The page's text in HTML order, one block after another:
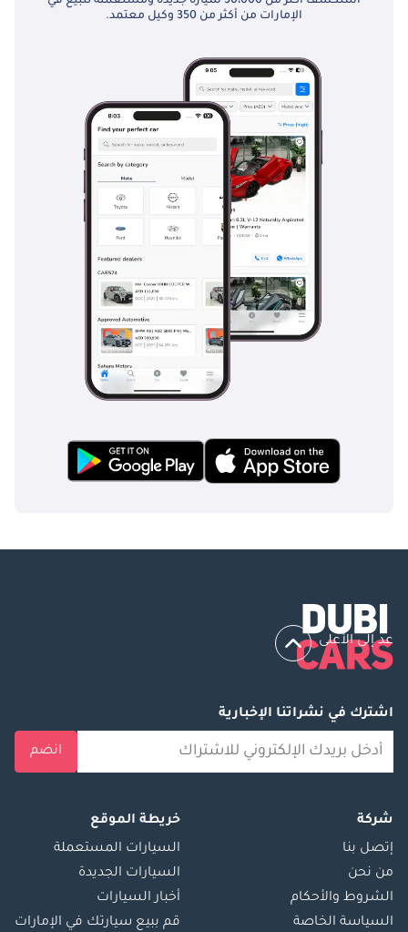
الإمارات من أكثر من 350 وكيل معتمد.
عد إلى الأعلى
اشترك في نشراتنا الإخبارية
انضم
شركة
إتصل بنا
من نحن
الشروط والأحكام
السياسة الخاصة
خريطة الموقع
السيارات المستعملة
السيارات الجديدة
أخبار السيارات
قم ببيع سيارتك في الإمارات